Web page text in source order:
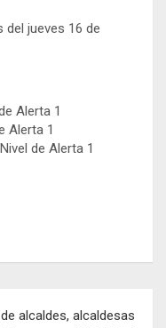
del jueves 16 de
Alerta 1
Alerta 1
de Alerta 1
alcaldes, alcaldesas